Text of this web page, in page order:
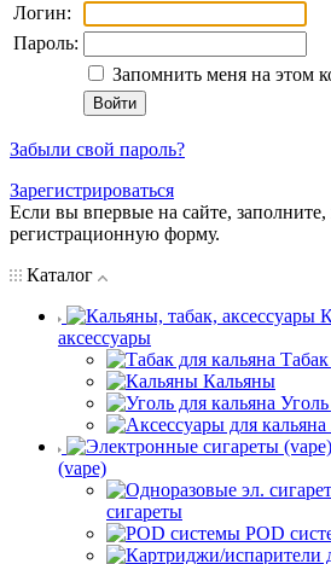
Логин:
Пароль:
Запомнить меня на этом
Забыли свой пароль?
Зарегистрироваться
Если вы впервые на сайте,
регистрационную форму.
Каталог
аксессуары
Табак
Кальяны
Уголь
(vape)
сигареты
POD